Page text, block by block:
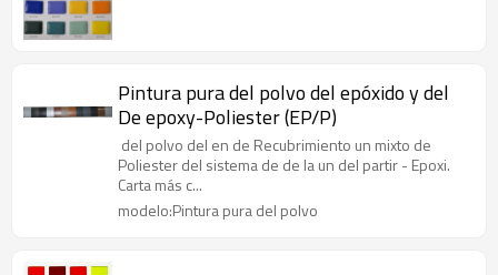
Pintura pura del polvo del epóxido y del
De epoxy-Poliester (EP/P)
del polvo del en de Recubrimiento un mixto de
Poliester del sistema de de la un del partir - Epoxi.
Carta más c...
modelo:Pintura pura del polvo